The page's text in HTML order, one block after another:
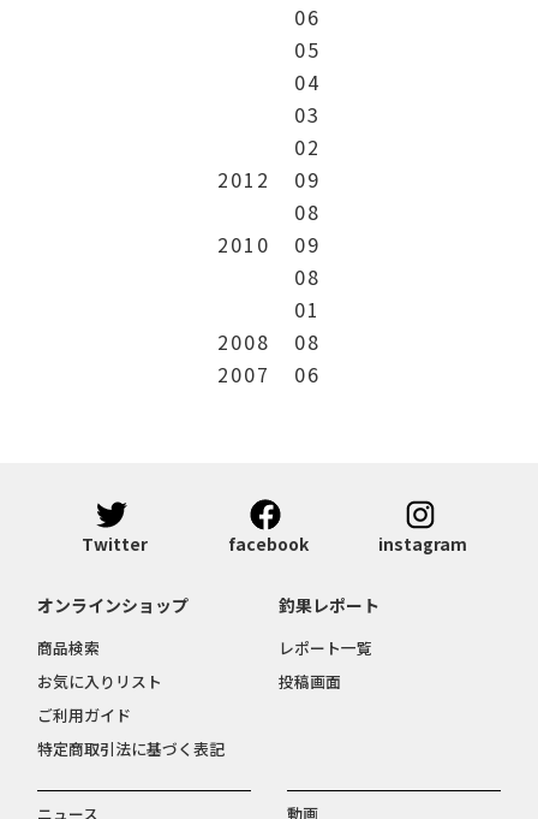
06
05
04
03
02
2012
09
08
2010
09
08
01
2008
08
2007
06
Twitter facebook instagram
ニュース 動画
オンラインショップ
商品検索
お気に入りリスト
ご利用ガイド
特定商取引法に基づく表記
釣果レポート
レポート一覧
投稿画面